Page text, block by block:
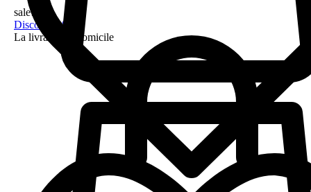
sale!
Discount 28%
La livraison a domicile